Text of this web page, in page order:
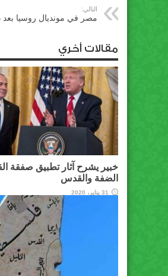
التالي:
مصر في مونديال روسيا بعد غياب
مقالات أخري
خبير يشرح آثار تطبيق صفقة
الضفة والقدس
31 يناير، 2020